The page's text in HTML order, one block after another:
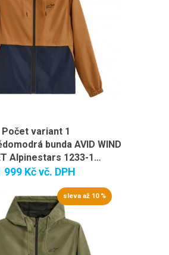
Počet variant 1
bunda AVID WIND
Alpinestars 1233-1…
999 Kčvč. DPH
sleva až 10 %